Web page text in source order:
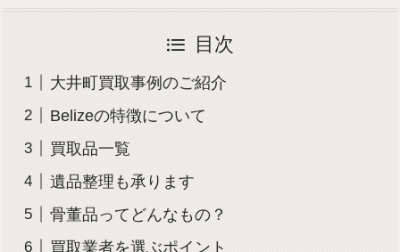
目次
大井町買取事例のご紹介
Belizeの特徴について
買取品一覧
遺品整理も承ります
骨董品ってどんなもの？
買取業者を選ぶポイント